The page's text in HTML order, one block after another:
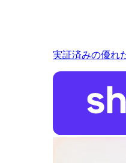
実証済みの優れ